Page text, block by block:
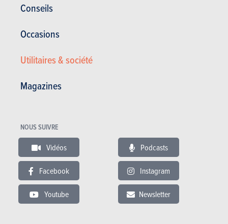
Conseils
Occasions
Utilitaires & société
Magazines
NOUS SUIVRE
Vidéos Podcasts
Facebook Instagram
Youtube Newsletter
circulation, toujours idiotement liée à la puissance en Wallonie et à
bridée à 211 ch, permettant de diviser la TMC par deux. Disons-le
notre disposition par BMW Belux. Autre cas de force majeure: le
en version 250 BlueTEC, soit avec son 4 cylindres suralimenté de 204
préféré l’enrôler, en songeant aussi que, de la sorte, le Range Rover
Evoque SD4 se sentirait moins excentré. Enfin, le Volvo XC60 D5 vient
se placer pile au centre du débat avec son 5 cylindres de 215 ch et
d’autres arguments à faire valoir. Direction les Vosges, pour une joute
en règle sur la célèbre Route des Crêtes.